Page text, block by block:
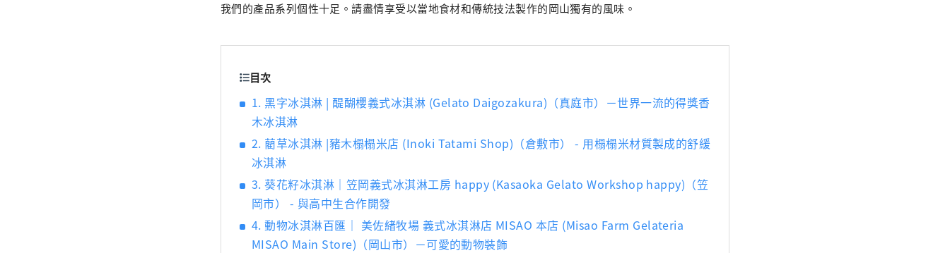
我們的產品系列個性十足。請盡情享受以當地食材和傳統技法製作的岡山獨有的風味。
目次
1. 黑字冰淇淋 | 醍醐櫻義式冰淇淋 (Gelato Daigozakura)（真庭市）－世界一流的得獎香
木冰淇淋
2. 藺草冰淇淋 |豬木榻榻米店 (Inoki Tatami Shop)（倉敷市） - 用榻榻米材質製成的舒緩
冰淇淋
3. 葵花籽冰淇淋｜笠岡義式冰淇淋工房 happy (Kasaoka Gelato Workshop happy)（笠
岡市） - 與高中生合作開發
4. 動物冰淇淋百匯｜ 美佐緒牧場 義式冰淇淋店 MISAO 本店 (Misao Farm Gelateria
MISAO Main Store)（岡山市）－可愛的動物裝飾